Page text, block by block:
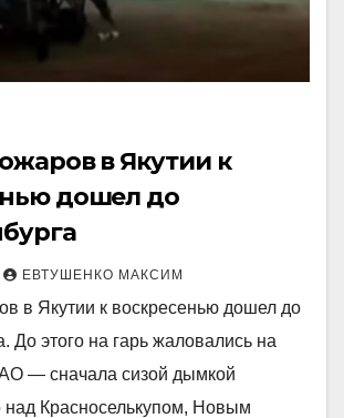
в Якутии к
дошел до
ЕВТУШЕНКО МАКСИМ
в Якутии к воскресенью дошел до
До этого на гарь жаловались на
— сначала сизой дымкой
над Красноселькупом, Новым